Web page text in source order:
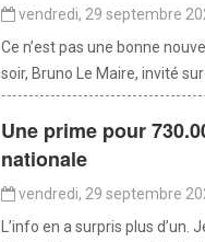
vendredi, 29 septembre
Ce n’est pas une bonne
soir, Bruno Le Maire, invité
Une prime pour
nationale
vendredi, 29 septembre
L’info en a surpris plus